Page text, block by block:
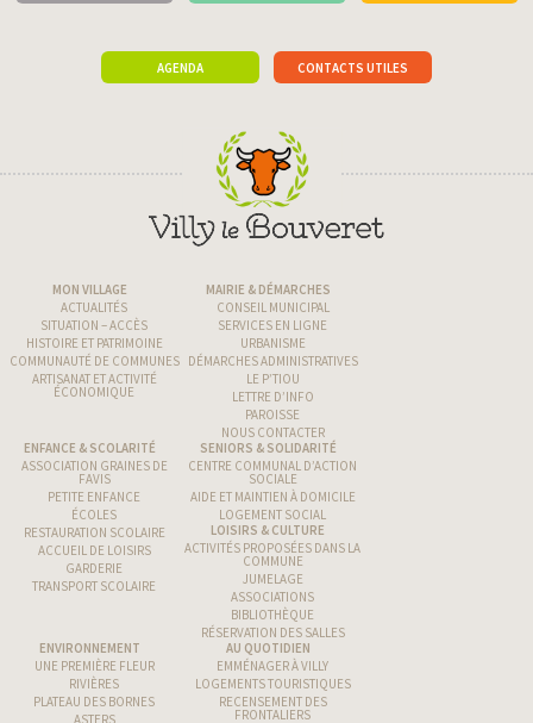
AGENDA CONTACTS UTILES
MON VILLAGE
ACTUALITÉS
SITUATION – ACCÈS
HISTOIRE ET PATRIMOINE
COMMUNAUTÉ DE COMMUNES
ARTISANAT ET ACTIVITÉ
ÉCONOMIQUE
MAIRIE & DÉMARCHES
CONSEIL MUNICIPAL
SERVICES EN LIGNE
URBANISME
DÉMARCHES ADMINISTRATIVES
LE P’TIOU
LETTRE D’INFO
PAROISSE
NOUS CONTACTER
ENFANCE & SCOLARITÉ
ASSOCIATION GRAINES DE
FAVIS
PETITE ENFANCE
ÉCOLES
RESTAURATION SCOLAIRE
ACCUEIL DE LOISIRS
GARDERIE
TRANSPORT SCOLAIRE
SENIORS & SOLIDARITÉ
CENTRE COMMUNAL D’ACTION
SOCIALE
AIDE ET MAINTIEN À DOMICILE
LOGEMENT SOCIAL
LOISIRS & CULTURE
ACTIVITÉS PROPOSÉES DANS LA
COMMUNE
JUMELAGE
ASSOCIATIONS
BIBLIOTHÈQUE
RÉSERVATION DES SALLES
ENVIRONNEMENT
UNE PREMIÈRE FLEUR
RIVIÈRES
PLATEAU DES BORNES
ASTERS
AU QUOTIDIEN
EMMÉNAGER À VILLY
LOGEMENTS TOURISTIQUES
RECENSEMENT DES
FRONTALIERS